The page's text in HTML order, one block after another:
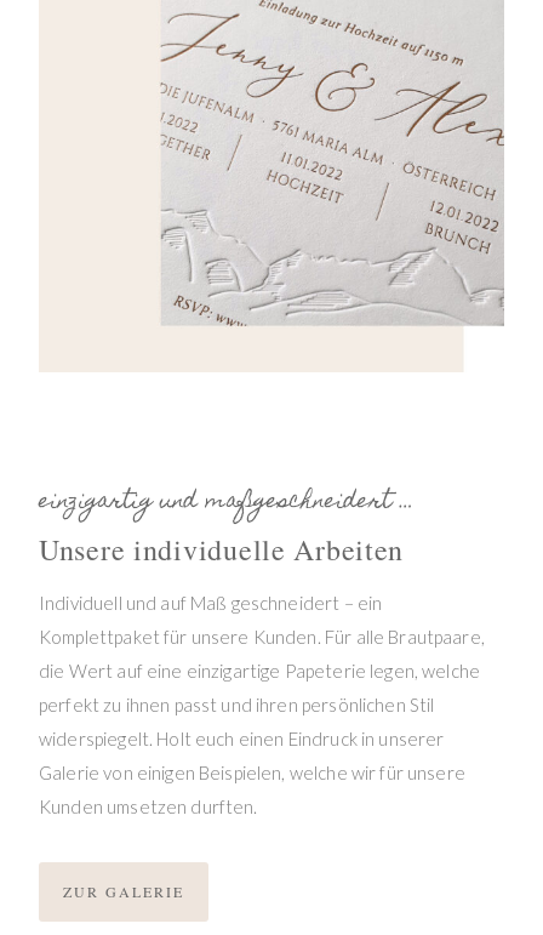
einzigartig und maßgeschneidert …
Unsere individuelle Arbeiten
Individuell und auf Maß geschneidert – ein
Komplettpaket für unsere Kunden. Für alle Brautpaare,
die Wert auf eine einzigartige Papeterie legen, welche
perfekt zu ihnen passt und ihren persönlichen Stil
widerspiegelt. Holt euch einen Eindruck in unserer
Galerie von einigen Beispielen, welche wir für unsere
Kunden umsetzen durften.
ZUR GALERIE